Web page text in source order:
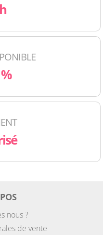
nous ?
de vente